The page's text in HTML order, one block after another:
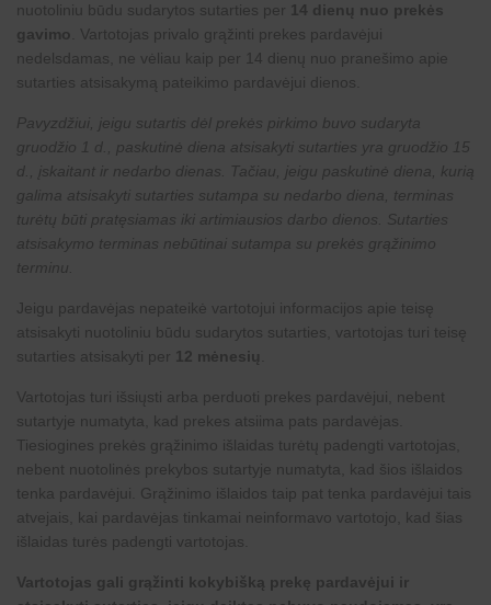
nuotoliniu būdu sudarytos sutarties per 14 dienų nuo prekės
gavimo . Vartotojas privalo grąžinti prekes pardavėjui
nedelsdamas, ne vėliau kaip per 14 dienų nuo pranešimo apie
sutarties atsisakymą pateikimo pardavėjui dienos.
Pavyzdžiui, jeigu sutartis dėl prekės pirkimo buvo sudaryta
gruodžio 1 d., paskutinė diena atsisakyti sutarties yra gruodžio 15
d., įskaitant ir nedarbo dienas. Tačiau, jeigu paskutinė diena, kurią
galima atsisakyti sutarties sutampa su nedarbo diena, terminas
turėtų būti pratęsiamas iki artimiausios darbo dienos. Sutarties
atsisakymo terminas nebūtinai sutampa su prekės grąžinimo
terminu.
Jeigu pardavėjas nepateikė vartotojui informacijos apie teisę
atsisakyti nuotoliniu būdu sudarytos sutarties, vartotojas turi teisę
sutarties atsisakyti per 12 mėnesių
Vartotojas turi išsiųsti arba perduoti prekes pardavėjui, nebent
sutartyje numatyta, kad prekes atsiima pats pardavėjas.
Tiesiogines prekės grąžinimo išlaidas turėtų padengti vartotojas,
nebent nuotolinės prekybos sutartyje numatyta, kad šios išlaidos
tenka pardavėjui. Grąžinimo išlaidos taip pat tenka pardavėjui tais
atvejais, kai pardavėjas tinkamai neinformavo vartotojo, kad šias
išlaidas turės padengti vartotojas.
Vartotojas gali grąžinti kokybišką prekę pardavėjui ir